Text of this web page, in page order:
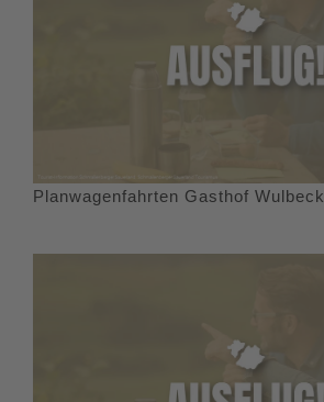
Planwagenfahrten Gasthof Wulbeck